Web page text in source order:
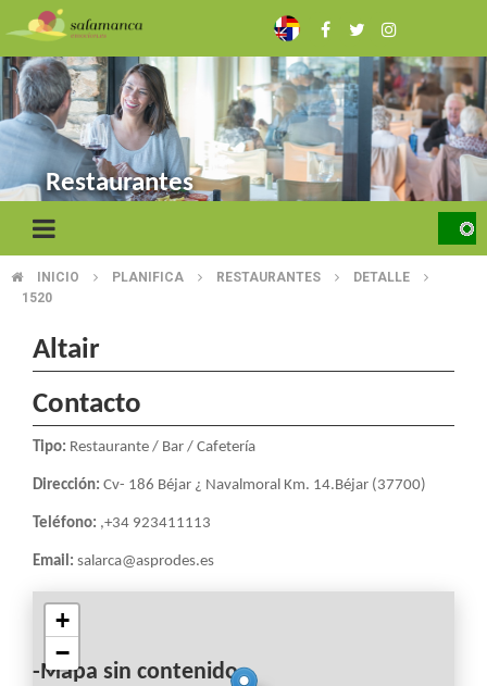
to
main
content
Restaurantes
BREADCRUMB
INICIO PLANIFICA RESTAURANTES
DETALLE
1520
Altair
Contacto
Tipo: Restaurante / Bar / Cafetería
Dirección: Cv- 186 Béjar ¿ Navalmoral Km. 14.Béjar (37700)
Teléfono: ,+34 923411113
Email: salarca@asprodes.es
-Mapa sin contenido-
+
−